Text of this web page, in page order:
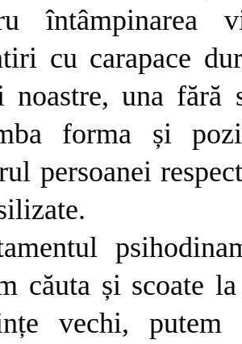
întâmpinarea
cu carapace
noastre, una fără
forma și
persoanei
căuta și scoate
vechi,